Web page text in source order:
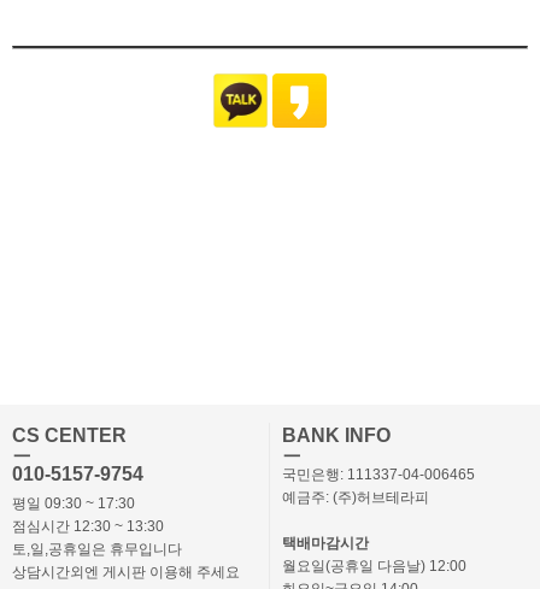
CS CENTER
ㅡ
010-5157-9754
평일 09:30 ~ 17:30
점심시간 12:30 ~ 13:30
토,일,공휴일은 휴무입니다
상담시간외엔 게시판 이용해 주세요
BANK INFO
ㅡ
국민은행: 111337-04-006465
예금주: (주)허브테라피
택배마감시간
월요일(공휴일 다음날) 12:00